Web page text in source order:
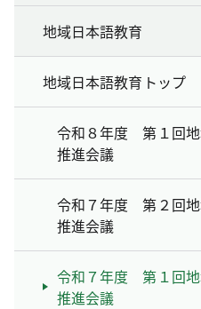
地域日本語教育
地域日本語教育トップ
令和８年度 第１回地
推進会議
令和７年度 第２回地
推進会議
令和７年度 第１回地
推進会議